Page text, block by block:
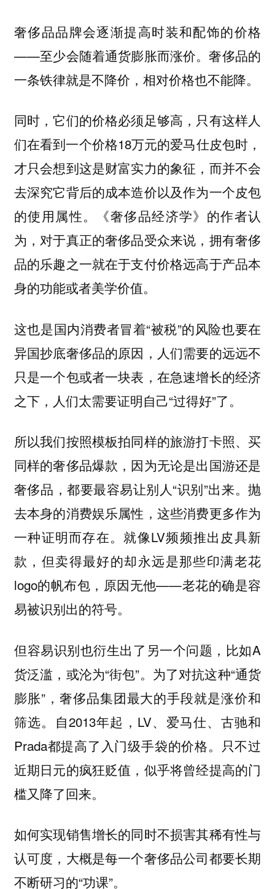
奢侈品品牌会逐渐提高时装和配饰的价格
——至少会随着通货膨胀而涨价。奢侈品的
一条铁律就是不降价，相对价格也不能降。
同时，它们的价格必须足够高，只有这样人
们在看到一个价格18万元的爱马仕皮包时，
才只会想到这是财富实力的象征，而并不会
去深究它背后的成本造价以及作为一个皮包
的使用属性。
《奢侈品经济学》的作者认
为，对于真正的奢侈品受众来说，拥有奢侈
品的乐趣之一就在于支付价格远高于产品本
身的功能或者美学价值。
这也是国内消费者冒着“被税”的风险也要在
异国抄底奢侈品的原因，人们需要的远远不
只是一个包或者一块表，在急速增长的经济
之下，人们太需要证明自己“过得好”了。
所以我们按照模板拍同样的旅游打卡照、买
同样的奢侈品爆款，因为无论是出国游还是
奢侈品，都要最容易让别人“识别”出来。抛
去本身的消费娱乐属性，这些消费更多作为
一种证明而存在。就像LV频频推出皮具新
款，但卖得最好的却永远是那些印满老花
logo的帆布包，原因无他——老花的确是容
易被识别出的符号。
但容易识别也衍生出了另一个问题，比如A
货泛滥，或沦为“街包”。为了对抗这种“通货
膨胀”，奢侈品集团最大的手段就是涨价和
筛选。自2013年起，LV、爱马仕、古驰和
Prada都提高了入门级手袋的价格。只不过
近期日元的疯狂贬值，似乎将曾经提高的门
槛又降了回来。
如何实现销售增长的同时不损害其稀有性与
认可度，大概是每一个奢侈品公司都要长期
不断研习的“功课”。